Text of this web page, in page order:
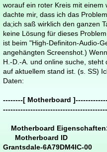
worauf ein roter Kreis mit einem
dachte mir, dass ich das
da;ich saß wirklich den ganzen
keine Lösung für dieses
ist beim "High-Definiton-Audio-
angehängten Screenshot.)
H.-D.-A. und online suche,
auf aktuellem stand ist. (s. SS)
Daten:
--------[ Motherboard
Motherboard
Motherboard ID
Grantsdale-6A79DM4IC-00